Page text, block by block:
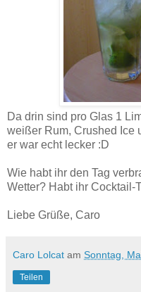
Da drin sind pro Glas 1
weißer Rum, Crushed Ice
er war echt lecker :D
Wie habt ihr den Tag
Wetter? Habt ihr Cocktail-
Liebe Grüße, Caro
Caro Lolcat am Sonntag,
Teilen